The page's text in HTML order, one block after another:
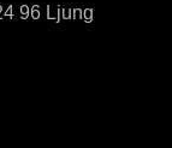
96 Ljung